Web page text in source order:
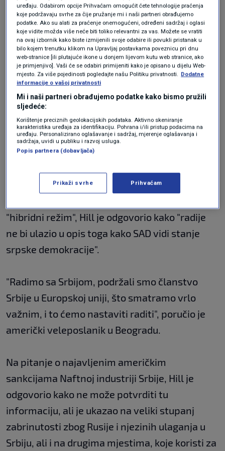
sa Srbijom i da vidim možemo li naći područja
suradnje, ne samo bilateralno, već i
međunarodno", rekao je američki diplomat.
On je u povodu tragedije u Novom Sadu, kad je
1. studenog u padu nadstrešnice na
željezničkom kolodvoru poginulo 15 ljudi, a
dvoje teško ozlijeđeno, rekao da se sve mora
riješiti u pravosudnom sustavu, ali je naglasio
kako "razumije veliku zabrinutost" građana
"hibridni režim", Hill je odgovorio kako "radije
ne bi ulazio u opis toga kako SAD vidi stanje
srpske demokracije".
"Radimo sa Srbijom, podržali smo članstvo
Srbije u Europskoj uniji, što smatramo vrlo
važnim, i to ćemo nastaviti raditi", poručio je
američki veleposlanik u Beogradu.
Na pitanje o najavljenim američkim
sankcijama Naftnoj industriji Srbije, Hill je
odgovorio kako ne može potvrditi tu
informaciju, ali je ukazao na veliki stupanj
zabrinutosti zbog Rusije i njezinih ulaganja u
Srbiju, ali i na drugima mjestima, koje koristi za
uređaju. Odabirom opcije Prihvaćam omogućit ćete tehnologije praćenja
koje podržavaju svrhe za čije pružanje mi i naši partneri obrađujemo
podatke. Ako su alati za praćenje onemogućeni, određeni sadržaj i oglasi
koje vidite možda više neće biti toliko relevantni za vas. Možete se vratiti
na ovaj izbornik kako biste izmijenili svoje odabire ili povukli pristanak u
bilo kojem trenutku klikom na Upravljaj postavkama poveznicu pri dnu
web-stranice [ili plutajuće ikone u donjem lijevom kutu web stranice, ako
je primjenjivo]. Vaši će se odabiri primijeniti kako je opisano u dijelu Web-
mjesto. Za više pojedinosti pogledajte našu Politiku privatnosti. Dodatne
informacije o vašoj privatnosti
Mi i naši partneri obrađujemo podatke kako bismo pružili
sljedeće:
Korištenje preciznih geolokacijskih podataka. Aktivno skeniranje
karakteristika uređaja za identifikaciju. Pohrana i/ili pristup podacima na
uređaju. Personalizirano oglašavanje i sadržaj, mjerenje oglašavanja i
sadržaja, uvidi u publiku i razvoj usluga.
Popis partnera (dobavljača)
Prikaži svrhe Prihvaćam